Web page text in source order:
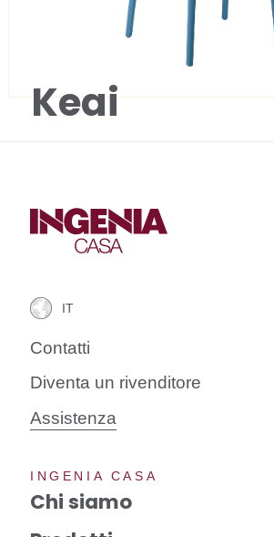
Keai
Contatti
Diventa un rivenditore
Assistenza
INGENIA CASA
Chi siamo